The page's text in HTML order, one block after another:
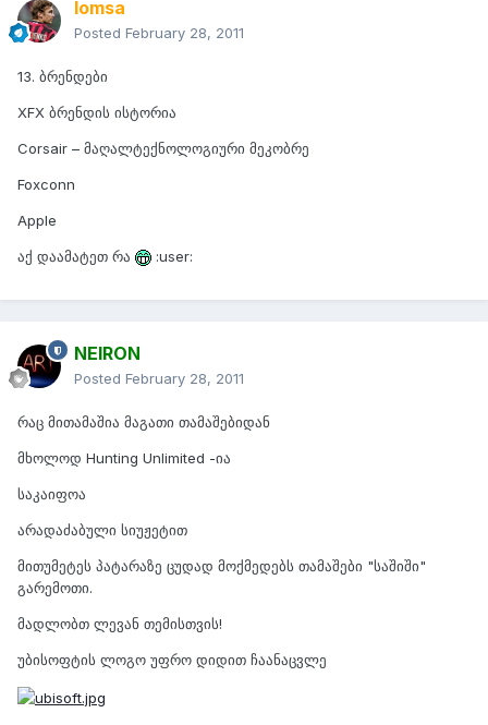
lomsa
Posted February 28, 2011
13. ბრენდები
XFX ბრენდის ისტორია
Corsair – მაღალტექნოლოგიური მეკობრე
Foxconn
Apple
აქ დაამატეთ რა :user:
NEIRON
Posted February 28, 2011
რაც მითამაშია მაგათი თამაშებიდან
მხოლოდ Hunting Unlimited -ია
საკაიფოა
არადაძაბული სიუჟეტით
მითუმეტეს პატარაზე ცუდად მოქმედებს თამაშები "საშიში"
გარემოთი.
მადლობთ ლევან თემისთვის!
უბისოფტის ლოგო უფრო დიდით ჩაანაცვლე